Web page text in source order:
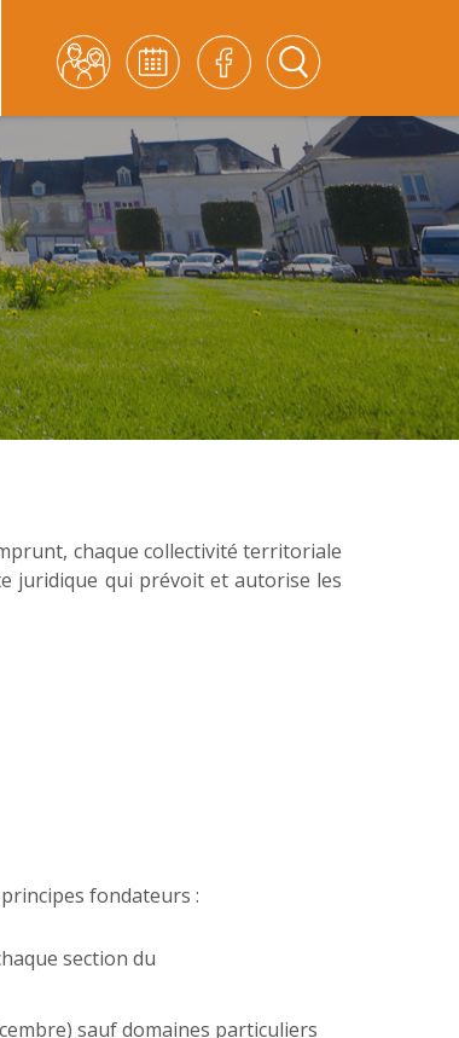
chaque collectivité territoriale
juridique qui prévoit et autorise les
fondateurs :
section du
sauf domaines particuliers